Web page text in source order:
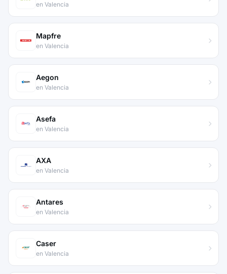
en Valencia
Mapfre
en Valencia
Aegon
en Valencia
Asefa
en Valencia
AXA
en Valencia
Antares
en Valencia
Caser
en Valencia